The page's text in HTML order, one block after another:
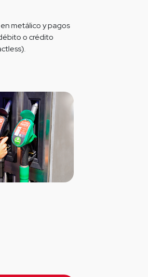
metálico y pagos
o crédito